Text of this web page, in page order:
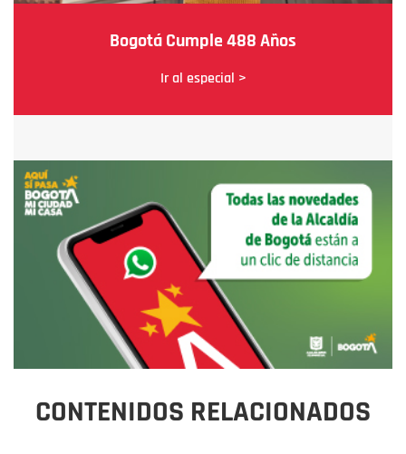
Bogotá Cumple 488 Años
Ir al especial >
CONTENIDOS RELACIONADOS